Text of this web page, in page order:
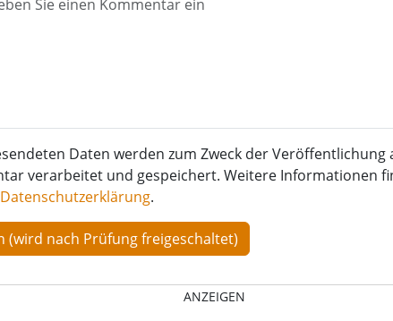
Daten werden zum Zweck der Veröffentlichung
verarbeitet und gespeichert. Weitere Informationen
Datenschutzerklärung.
ANZEIGEN